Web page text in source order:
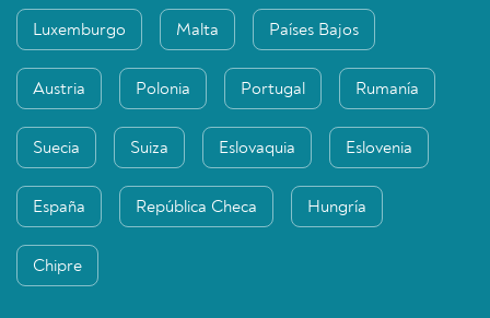
Luxemburgo Malta Países Bajos
Austria Polonia Portugal Rumanía
Suecia Suiza Eslovaquia Eslovenia
España República Checa Hungría
Chipre